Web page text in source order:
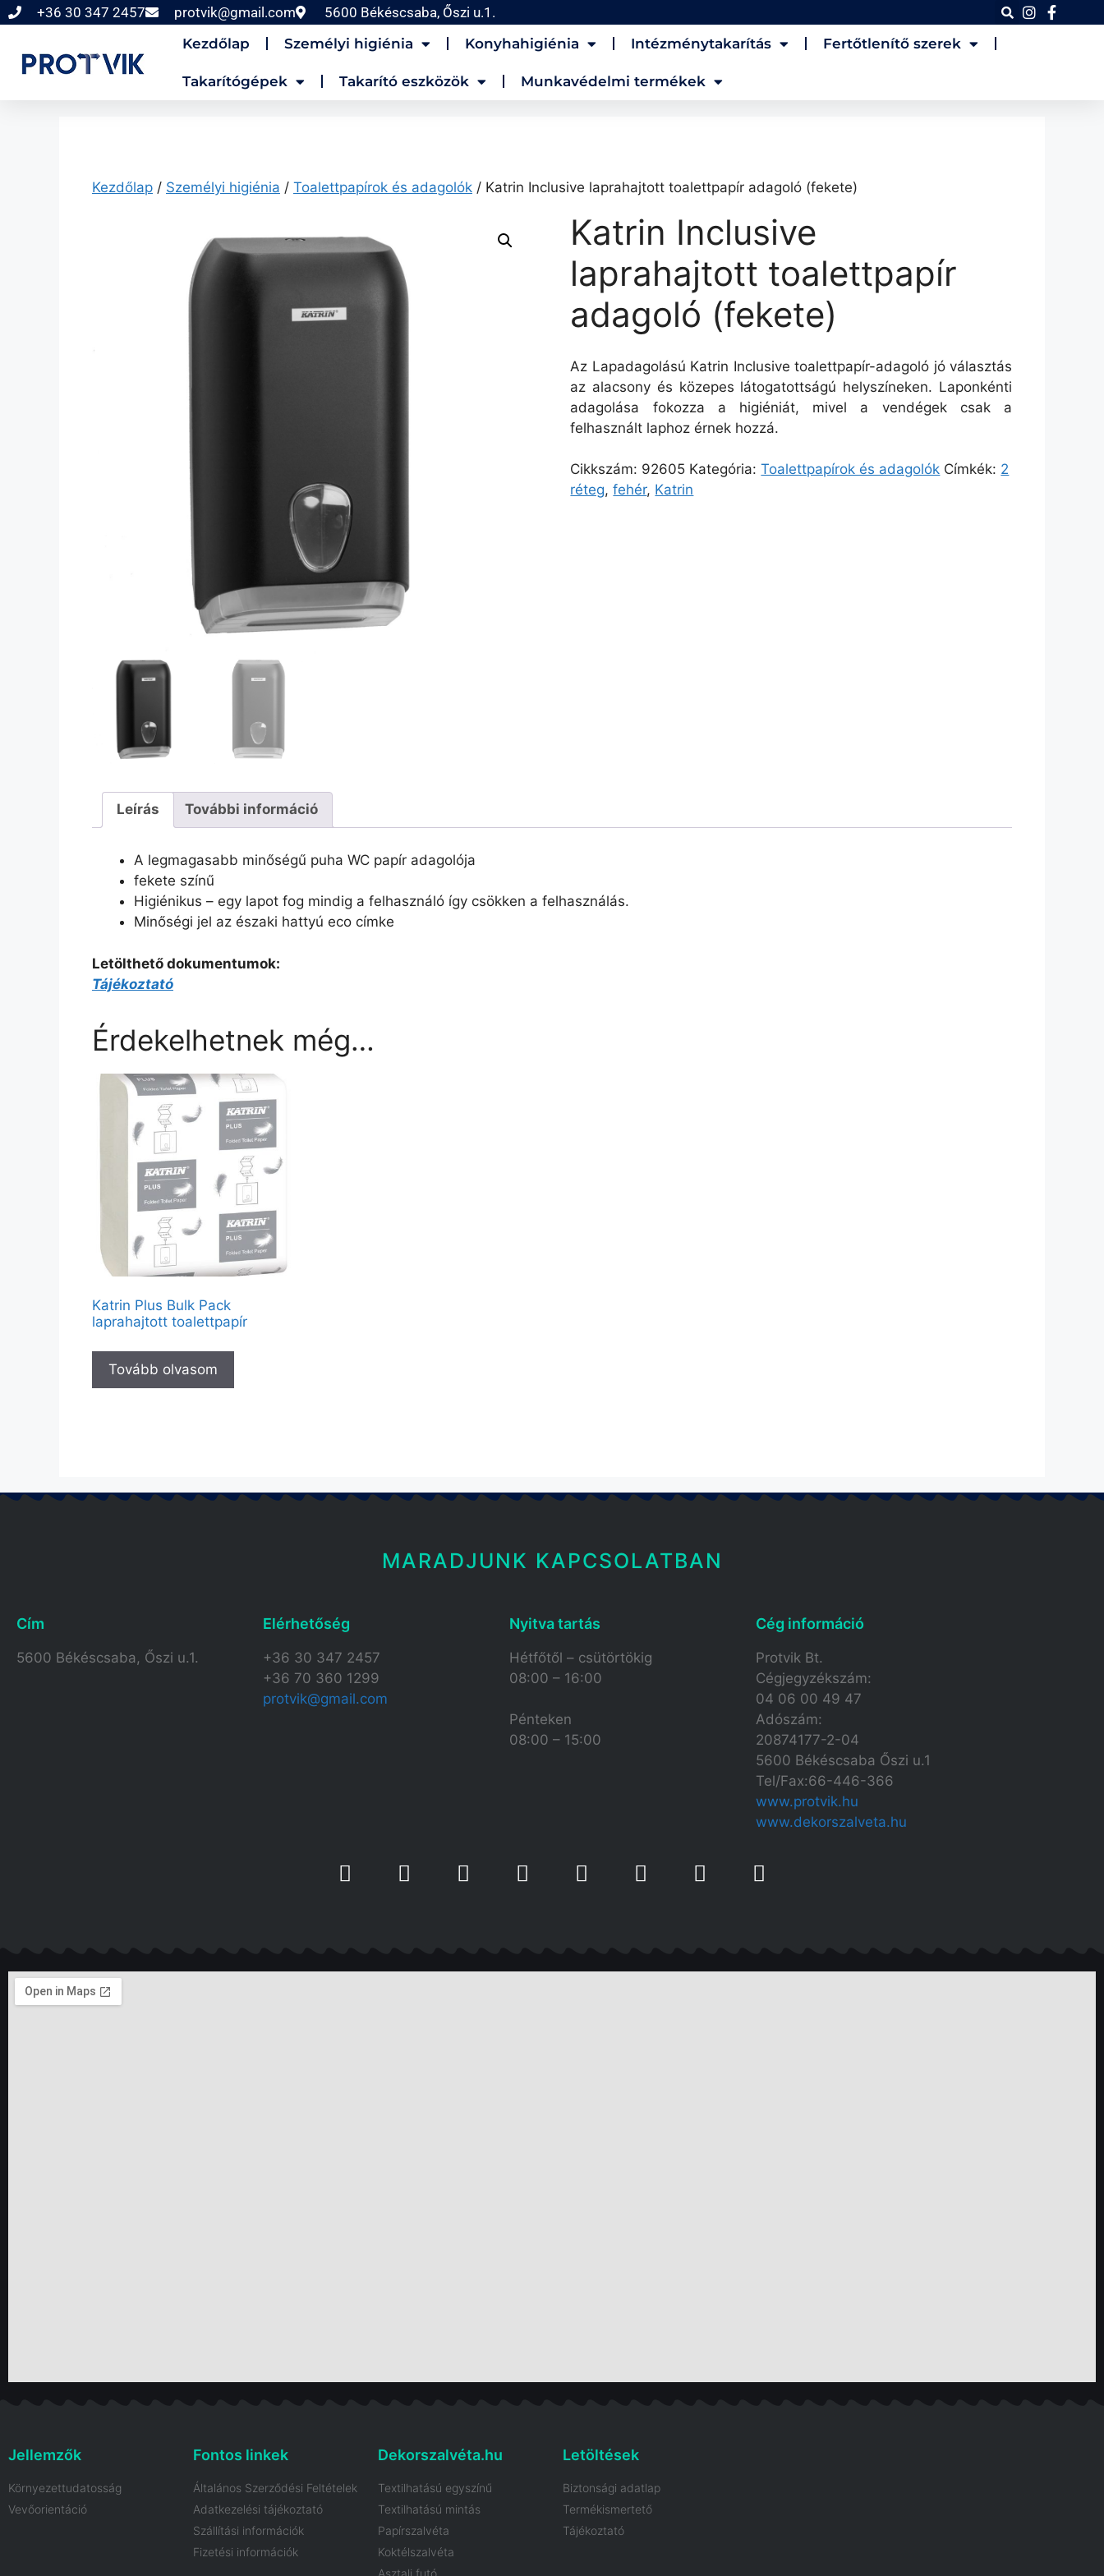
+36 30 347 2457 protvik@gmail.com
5600 Békéscsaba, Őszi u.1.
Kezdőlap
Személyi higiénia Konyhahigiénia Intézménytakarítás Fertőtlenítő szerek
Takarítógépek Takarító eszközök Munkavédelmi termékek
Kezdőlap / Személyi higiénia / Toalettpapírok és adagolók / Katrin Inclusive laprahajtott toalettpapír adagoló (fekete)
Katrin Inclusive
laprahajtott toalettpapír
adagoló (fekete)
Az Lapadagolású Katrin Inclusive toalettpapír-adagoló jó választás
az alacsony és közepes látogatottságú helyszíneken. Laponkénti
adagolása fokozza a higiéniát, mivel a vendégek csak a
felhasznált laphoz érnek hozzá.
Cikkszám: 92605 Kategória:Toalettpapírok és adagolók Címkék: 2
réteg,fehér, Katrin
Leírás További információ
A legmagasabb minőségű puha WC papír adagolója
fekete színű
Higiénikus – egy lapot fog mindig a felhasználó így csökken a felhasználás.
Minőségi jel az északi hattyú eco címke
Letölthető dokumentumok:
Tájékoztató
Érdekelhetnek még…
Katrin Plus Bulk Pack
laprahajtott toalettpapír
Tovább olvasom
MARADJUNK KAPCSOLATBAN
Cím
5600 Békéscsaba, Őszi u.1.
Elérhetőség​
+36 30 347 2457
+36 70 360 1299
protvik@gmail.com
Nyitva tartás​
Hétfőtől – csütörtökig
08:00 – 16:00
Pénteken
08:00 – 15:00
Cég információ
Protvik Bt.
Cégjegyzékszám:
04 06 00 49 47
Adószám:
20874177-2-04
5600 Békéscsaba Őszi u.1
Tel/Fax:66-446-366
www.protvik.hu
www.dekorszalveta.hu
Jellemzők
Környezettudatosság
Vevőorientáció
Fontos linkek
Általános Szerződési Feltételek
Adatkezelési tájékoztató
Szállítási információk
Fizetési információk
Dekorszalvéta.hu
Textilhatású egyszínű
Textilhatású mintás
Papírszalvéta
Koktélszalvéta
Letöltések
Biztonsági adatlap
Termékismertető
Tájékoztató